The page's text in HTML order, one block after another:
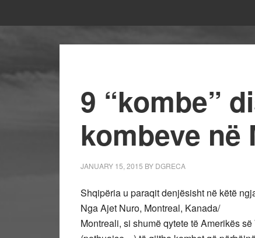
9 “kombe”
kombeve në
JANUARY 15, 2015 BY DGRECA
Shqipëria u paraqit denjësisht në këtë
Nga Ajet Nuro, Montreal, Kanada/
Montreali, si shumë qytete të Amerikës